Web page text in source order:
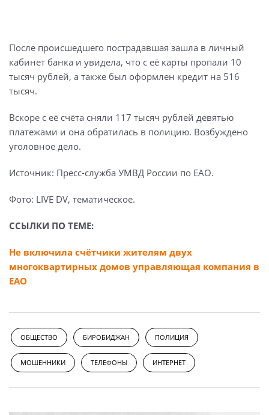
После происшедшего пострадавшая зашла в личный
кабинет банка и увидела, что с её карты пропали 10
тысяч рублей, а также был оформлен кредит на 516
тысяч.
Вскоре с её счёта сняли 117 тысяч рублей девятью
платежами и она обратилась в полицию. Возбуждено
уголовное дело.
Источник: Пресс-служба УМВД России по ЕАО.
Фото: LIVE DV, тематическое.
ССЫЛКИ ПО ТЕМЕ:
Не включила счётчики жителям двух
многоквартирных домов управляющая компания в
ЕАО
ОБЩЕСТВО БИРОБИДЖАН ПОЛИЦИЯ
МОШЕННИКИ ТЕЛЕФОНЫ ИНТЕРНЕТ